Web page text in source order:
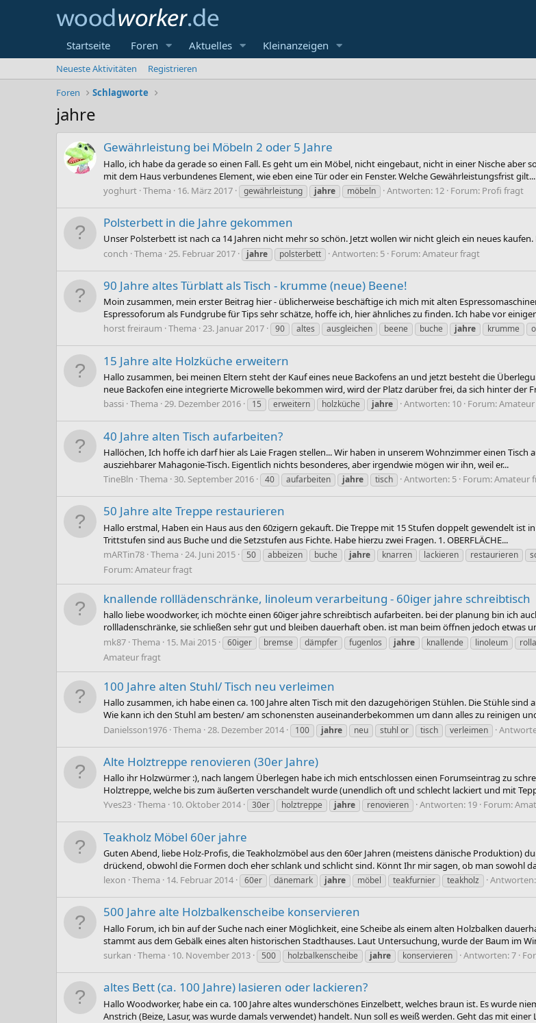
Startseite Foren Aktuelles Kleinanzeigen
Neueste Aktivitäten
Registrieren
Foren
Schlagworte
jahre
Gewährleistung bei Möbeln 2 oder 5 Jahre
Hallo, ich habe da gerade so einen Fall. Es geht um ein Möbel, nicht eingebaut, nicht in einer Nische
mit dem Haus verbundenes Element, wie eben eine Tür oder ein Fenster. Welche Gewährleistungsfrist gilt...
yoghurt Thema 16. März 2017 gewährleistung jahre möbeln Antworten: 12 Forum: Profi fragt
Polsterbett in die Jahre gekommen
Unser Polsterbett ist nach ca 14 Jahren nicht mehr so schön. Jetzt wollen wir nicht gleich ein neues
conch Thema 25. Februar 2017 jahre polsterbett Antworten: 5 Forum:Amateur fragt
90 Jahre altes Türblatt als Tisch - krumme (neue) Beene!
Moin zusammen, mein erster Beitrag hier - üblicherweise beschäftige ich mich mit alten
Espressoforum als Fundgrube für Tips sehr schätze, hoffe ich, hier ähnliches zu finden. Ich habe vor
horst freiraum Thema 23. Januar 2017 90 altes ausgleichen beene buche jahre krumme
15 Jahre alte Holzküche erweitern
Hallo zusammen, bei meinen Eltern steht der Kauf eines neue Backofens an und jetzt besteht die
neue Backofen eine integrierte Microwelle bekommen wird, wird der Platz darüber frei, da sich hinter der
bassi Thema 29. Dezember 2016 15 erweitern holzküche jahre Antworten: 10 Forum:
40 Jahre alten Tisch aufarbeiten?
Hallöchen, Ich hoffe ich darf hier als Laie Fragen stellen... Wir haben in unserem Wohnzimmer einen
ausziehbarer Mahagonie-Tisch. Eigentlich nichts besonderes, aber irgendwie mögen wir ihn, weil er...
TineBln Thema 30. September 2016 40 aufarbeiten jahre tisch Antworten: 5 Forum:Amateur
50 Jahre alte Treppe restaurieren
Hallo erstmal, Haben ein Haus aus den 60zigern gekauft. Die Treppe mit 15 Stufen doppelt gewendelt
Trittstufen sind aus Buche und die Setzstufen aus Fichte. Habe hierzu zwei Fragen. 1. OBERFLÄCHE...
mARTin78 Thema 24. Juni 2015 50 abbeizen buche jahre knarren lackieren restaurieren
Forum:Amateur fragt
knallende rolllädenschränke, linoleum verarbeitung - 60iger jahre schreibtisch
hallo liebe woodworker, ich möchte einen 60iger jahre schreibtisch aufarbeiten. bei der planung bin ich
rollladenschränke, sie schließen sehr gut und bleiben dauerhaft oben. ist man beim öffnen jedoch etwas
mk87 Thema 15. Mai 2015 60iger bremse dämpfer fugenlos jahre knallende linoleum
Amateur fragt
100 Jahre alten Stuhl/ Tisch neu verleimen
Hallo zusammen, ich habe einen ca. 100 Jahre alten Tisch mit den dazugehörigen Stühlen. Die Stühle
Wie kann ich den Stuhl am besten/ am schonensten auseinanderbekommen um dann alles zu reinigen
Danielsson1976 Thema 28. Dezember 2014 100 jahre neu stuhl or tisch verleimen
Alte Holztreppe renovieren (30er Jahre)
Hallo ihr Holzwürmer :), nach langem Überlegen habe ich mich entschlossen einen Forumseintrag zu
Holztreppe, welche bis zum äußerten verschandelt wurde (unendlich oft und schlecht lackiert und mit
Yves23 Thema 10. Oktober 2014 30er holztreppe jahre renovieren Antworten: 19 Forum:
Teakholz Möbel 60er jahre
Guten Abend, liebe Holz-Profis, die Teakholzmöbel aus den 60er Jahren (meistens dänische Produktion)
drückend, obwohl die Formen doch eher schlank und schlicht sind. Könnt Ihr mir sagen, ob man sowohl
lexon Thema 14. Februar 2014 60er dänemark jahre möbel teakfurnier teakholz Antworten:
500 Jahre alte Holzbalkenscheibe konservieren
Hallo Forum, ich bin auf der Suche nach einer Möglichkeit, eine Scheibe als einem alten Holzbalken
stammt aus dem Gebälk eines alten historischen Stadthauses. Laut Untersuchung, wurde der Baum im
surkan Thema 10. November 2013 500 holzbalkenscheibe jahre konservieren Antworten: 7
altes Bett (ca. 100 Jahre) lasieren oder lackieren?
Hallo Woodworker, habe ein ca. 100 Jahre altes wunderschönes Einzelbett, welches braun ist. Es wurde
Anstrich (Beize, Lasur, was wurde damals verwendet) handelt. Nun soll es weiß werden. Geht das mit einer